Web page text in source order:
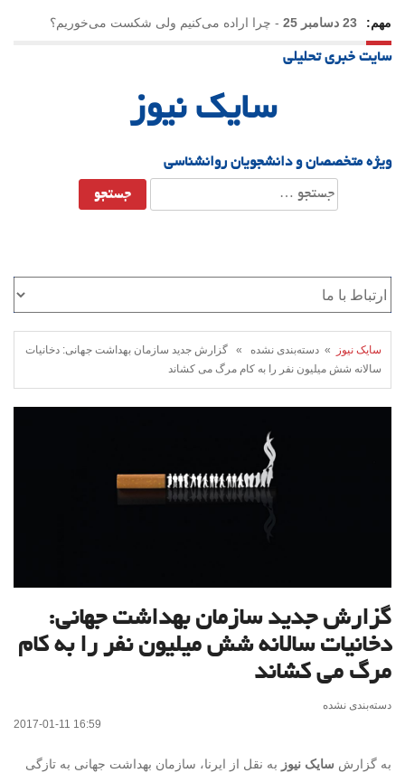
مهم: 23 دسامبر 25 - چرا اراده می‌کنیم ولی شکست می‌خوریم؟
21 دسامبر 25
سایت خبری تحلیلی
سایک نیوز
ویژه متخصصان و دانشجویان روانشناسی
جستجو
برای:
سایک نیوز
» دسته‌بندی نشده » گزارش جدید سازمان بهداشت جهانی: دخانیات
سالانه شش میلیون نفر را به کام مرگ می کشاند
گزارش جدید سازمان بهداشت جهانی:
دخانیات سالانه شش میلیون نفر را به کام
مرگ می کشاند
دسته‌بندی نشده
2017-01-11 16:59
به گزارش سایک نیوز به نقل از ایرنا، سازمان بهداشت جهانی به تازگی